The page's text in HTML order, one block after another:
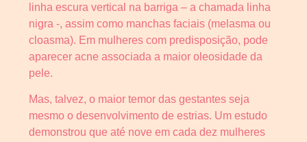
linha escura vertical na barriga – a chamada linha
nigra -, assim como manchas faciais (melasma ou
cloasma). Em mulheres com predisposição, pode
aparecer acne associada a maior oleosidade da
pele.
Mas, talvez, o maior temor das gestantes seja
mesmo o desenvolvimento de estrias. Um estudo
demonstrou que até nove em cada dez mulheres